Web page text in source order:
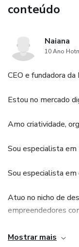
conteúdo
Naiana
10 Ano
CEO e fundadora
Estou no mercado
Amo criatividade,
Sou especialista
Sou especialista em
Atuo no nicho de
empreendedores
Comecei
Mostrar mais